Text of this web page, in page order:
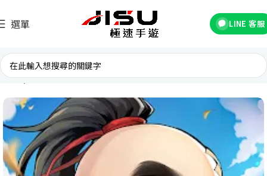
選單 LINE 客服
首頁 台灣遊戲